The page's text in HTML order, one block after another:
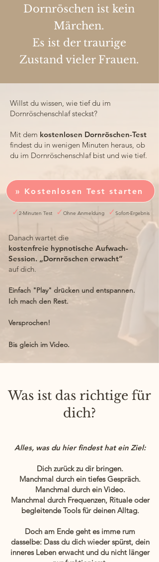
Dornröschen ist kein
Märchen.
Es ist der traurige
Zustand vieler Frauen.
Willst du wissen, wie tief du im
Dornröschenschlaf steckst?
Mit dem kostenlosen Dornröschen-Test
findest du in wenigen Minuten heraus, ob
du im Dornröschenschlaf bist und wie tief.
» Kostenlosen Test starten
✓ 2-Minuten Test ✓ Ohne Anmeldung ✓ Sofort-Ergebnis
Danach wartet die
kostenfreie hypnotische Aufwach-
Session. „Dornröschen erwacht“
auf dich.
Einfach "Play" drücken und entspannen.
Ich mach den Rest.
Versprochen!
Bis gleich im Video.
Was ist das richtige für
dich?
Alles, was du hier findest hat ein Ziel:
Dich zurück zu dir bringen.
Manchmal durch ein tiefes Gespräch.
Manchmal durch ein Video.
Manchmal durch Frequenzen, Rituale oder
begleitende Tools für deinen Alltag.
Doch am Ende geht es imme rum
dasselbe: Dass du dich wieder spürst, dein
inneres Leben erwacht und du nicht länger